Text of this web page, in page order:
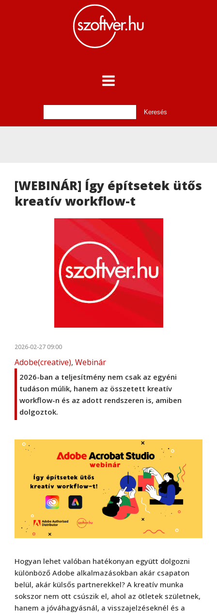
[WEBINÁR] Így építsetek ütős
kreatív workflow-t
2026-02-27 09:00
Adobe(creative), Webinár
2026-ban a teljesítmény nem csak az egyéni
tudáson múlik, hanem az összetett kreatív
workflow-n és az adott rendszeren is, amiben
dolgoztok.
Hogyan lehet valóban hatékonyan együtt dolgozni
különböző Adobe alkalmazásokban akár csapaton
belül, akár külsős partnerekkel? A kreatív munka
sokszor nem ott csúszik el, ahol az ötletek születnek,
hanem a jóváhagyásnál, a visszajelzéseknél és a